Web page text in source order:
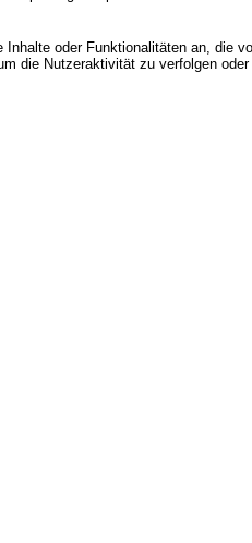
oder Funktionalitäten an, die
die Nutzeraktivität zu verfolgen